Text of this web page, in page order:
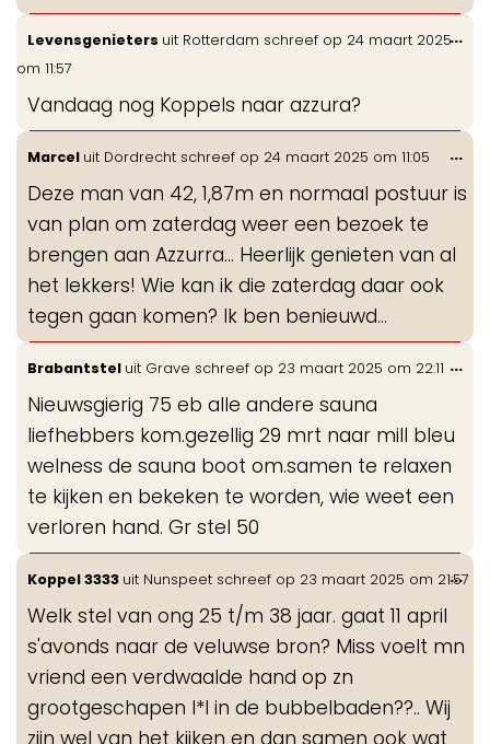
Levensgenieters uit Rotterdam schreef op 24 maart 2025
om 11:57
Vandaag nog Koppels naar azzura?
...
Marcel uit Dordrecht schreef op 24 maart 2025 om 11:05
Deze man van 42, 1,87m en normaal postuur is
van plan om zaterdag weer een bezoek te
brengen aan Azzurra... Heerlijk genieten van al
het lekkers! Wie kan ik die zaterdag daar ook
tegen gaan komen? Ik ben benieuwd...
...
Brabantstel uit Grave schreef op 23 maart 2025 om 22:11
Nieuwsgierig 75 eb alle andere sauna
liefhebbers kom.gezellig 29 mrt naar mill bleu
welness de sauna boot om.samen te relaxen
te kijken en bekeken te worden, wie weet een
verloren hand. Gr stel 50
...
Koppel 3333 uit Nunspeet schreef op 23 maart 2025 om 21:57
Welk stel van ong 25 t/m 38 jaar. gaat 11 april
s'avonds naar de veluwse bron? Miss voelt mn
vriend een verdwaalde hand op zn
grootgeschapen l*l in de bubbelbaden??.. Wij
zijn wel van het kijken en dan samen ook wat
...